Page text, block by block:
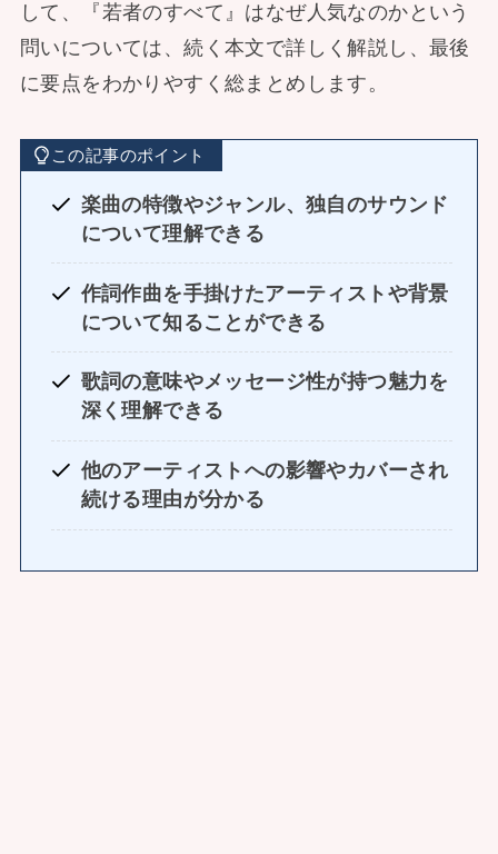
して、『若者のすべて』はなぜ人気なのかという
問いについては、続く本文で詳しく解説し、最後
に要点をわかりやすく総まとめします。
この記事のポイント
楽曲の特徴やジャンル、独自のサウンド
について理解できる
作詞作曲を手掛けたアーティストや背景
について知ることができる
歌詞の意味やメッセージ性が持つ魅力を
深く理解できる
他のアーティストへの影響やカバーされ
続ける理由が分かる